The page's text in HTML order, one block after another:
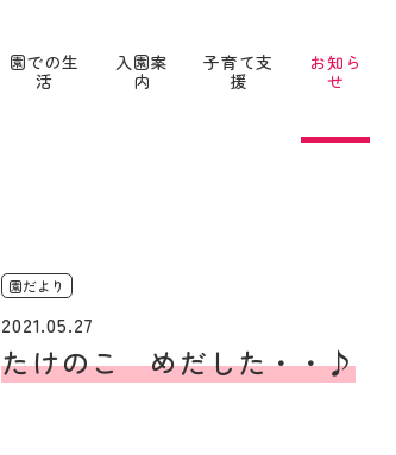
園での生
活
入園案
内
子育て支
援
お知ら
せ
園だより
2021.05.27
たけのこ めだした・・♪